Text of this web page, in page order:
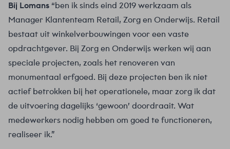
Bij Lomans “ben ik sinds eind 2019 werkzaam als
Manager Klantenteam Retail, Zorg en Onderwijs. Retail
bestaat uit winkelverbouwingen voor een vaste
opdrachtgever. Bij Zorg en Onderwijs werken wij aan
speciale projecten, zoals het renoveren van
monumentaal erfgoed. Bij deze projecten ben ik niet
actief betrokken bij het operationele, maar zorg ik dat
de uitvoering dagelijks ‘gewoon’ doordraait. Wat
medewerkers nodig hebben om goed te functioneren,
realiseer ik.”